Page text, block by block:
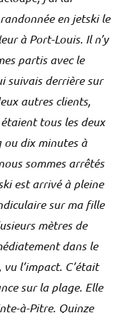
en jetski le
à Port-Louis. Il n’y
partis avec le
suivais derrière sur
autres clients,
tous les deux
ou dix minutes à
sommes arrêtés
est arrivé à pleine
sur ma fille
mètres de
dans le
l’impact. C’était
sur la plage. Elle
à-Pitre. Quinze